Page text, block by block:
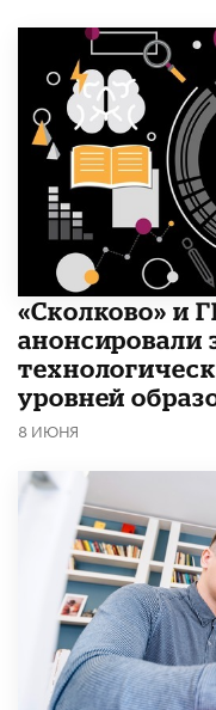
«Сколково» и
анонсировали
уровней
8 ИЮНЯ